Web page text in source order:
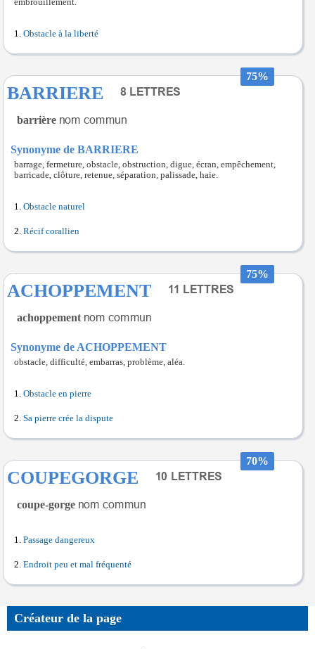
embrouillement.
Obstacle à la liberté
75%
BARRIERE
barrière
Synonyme de BARRIERE
barrage, fermeture, obstacle, obstruction, digue, écran, empêchement,
barricade, clôture, retenue, séparation, palissade, haie.
Obstacle naturel
Récif corallien
75%
ACHOPPEMENT
achoppement
Synonyme de ACHOPPEMENT
obstacle, difficulté, embarras, problème, aléa.
Obstacle en pierre
Sa pierre crée la dispute
70%
COUPEGORGE
coupe-gorge
Passage dangereux
Endroit peu et mal fréquenté
Créateur de la page